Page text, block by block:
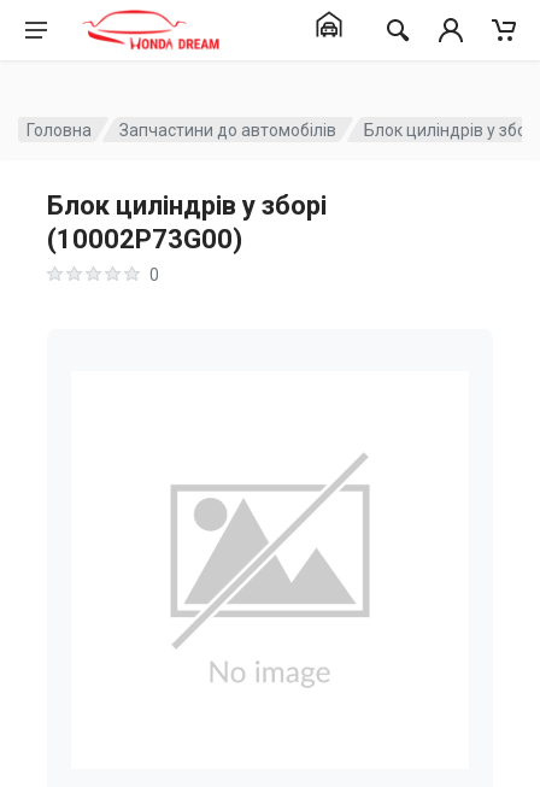
Головна Запчастини до автомобілів Блок циліндрів у
Блок циліндрів у зборі
(10002P73G00)
0